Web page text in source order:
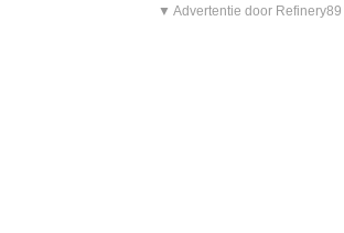
▼ Advertentie door Refinery89